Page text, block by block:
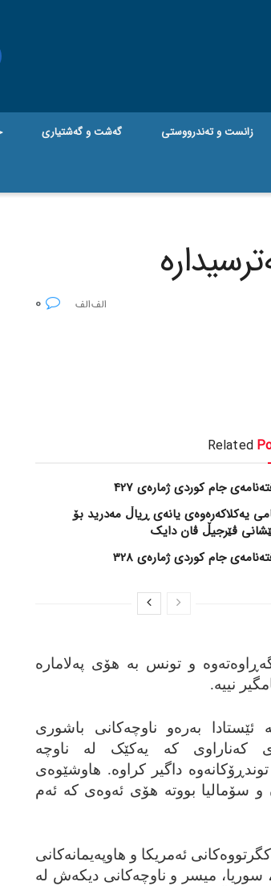
زانست و تەندرووستی گه‌شت و گه‌شتیاری
Related
جام کوردی ژمارەی 427
یەکلاکەرەوەی یانەی ڕیاڵ مەدرید بۆ
ڤێرجیڵ ڤان دایک
جام کوردی ژمارەی 328
و تونس به‌ هۆی په‌لاماره‌
نییه‌.
ئێستادا به‌ره‌و ناوچه‌کانی باشوری
که‌ناراوی که‌ یه‌کێک له‌ ناوچه‌
توندڕۆکانه‌وه‌ داگیر کراوه‌. هاوشێوه‌ی
و سۆمالیا بووته‌ هۆی ئه‌وه‌ی که‌ ئه‌م
ئه‌مریکا و هاوپه‌یمانه‌کانی
سوریا، میسر و ناوچه‌کانی دیکه‌ش له‌